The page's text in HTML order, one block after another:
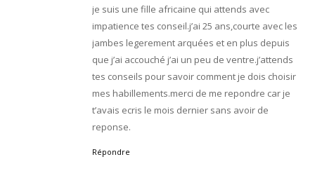
je suis une fille africaine qui attends avec
impatience tes conseil.j’ai 25 ans,courte avec les
jambes legerement arquées et en plus depuis
que j’ai accouché j’ai un peu de ventre.j’attends
tes conseils pour savoir comment je dois choisir
mes habillements.merci de me repondre car je
t’avais ecris le mois dernier sans avoir de
reponse.
Répondre